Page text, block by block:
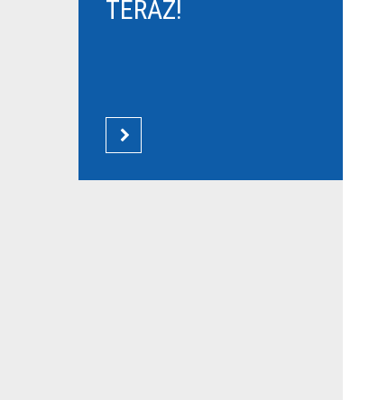
TERAZ!
CZYTAJ WIĘCEJ